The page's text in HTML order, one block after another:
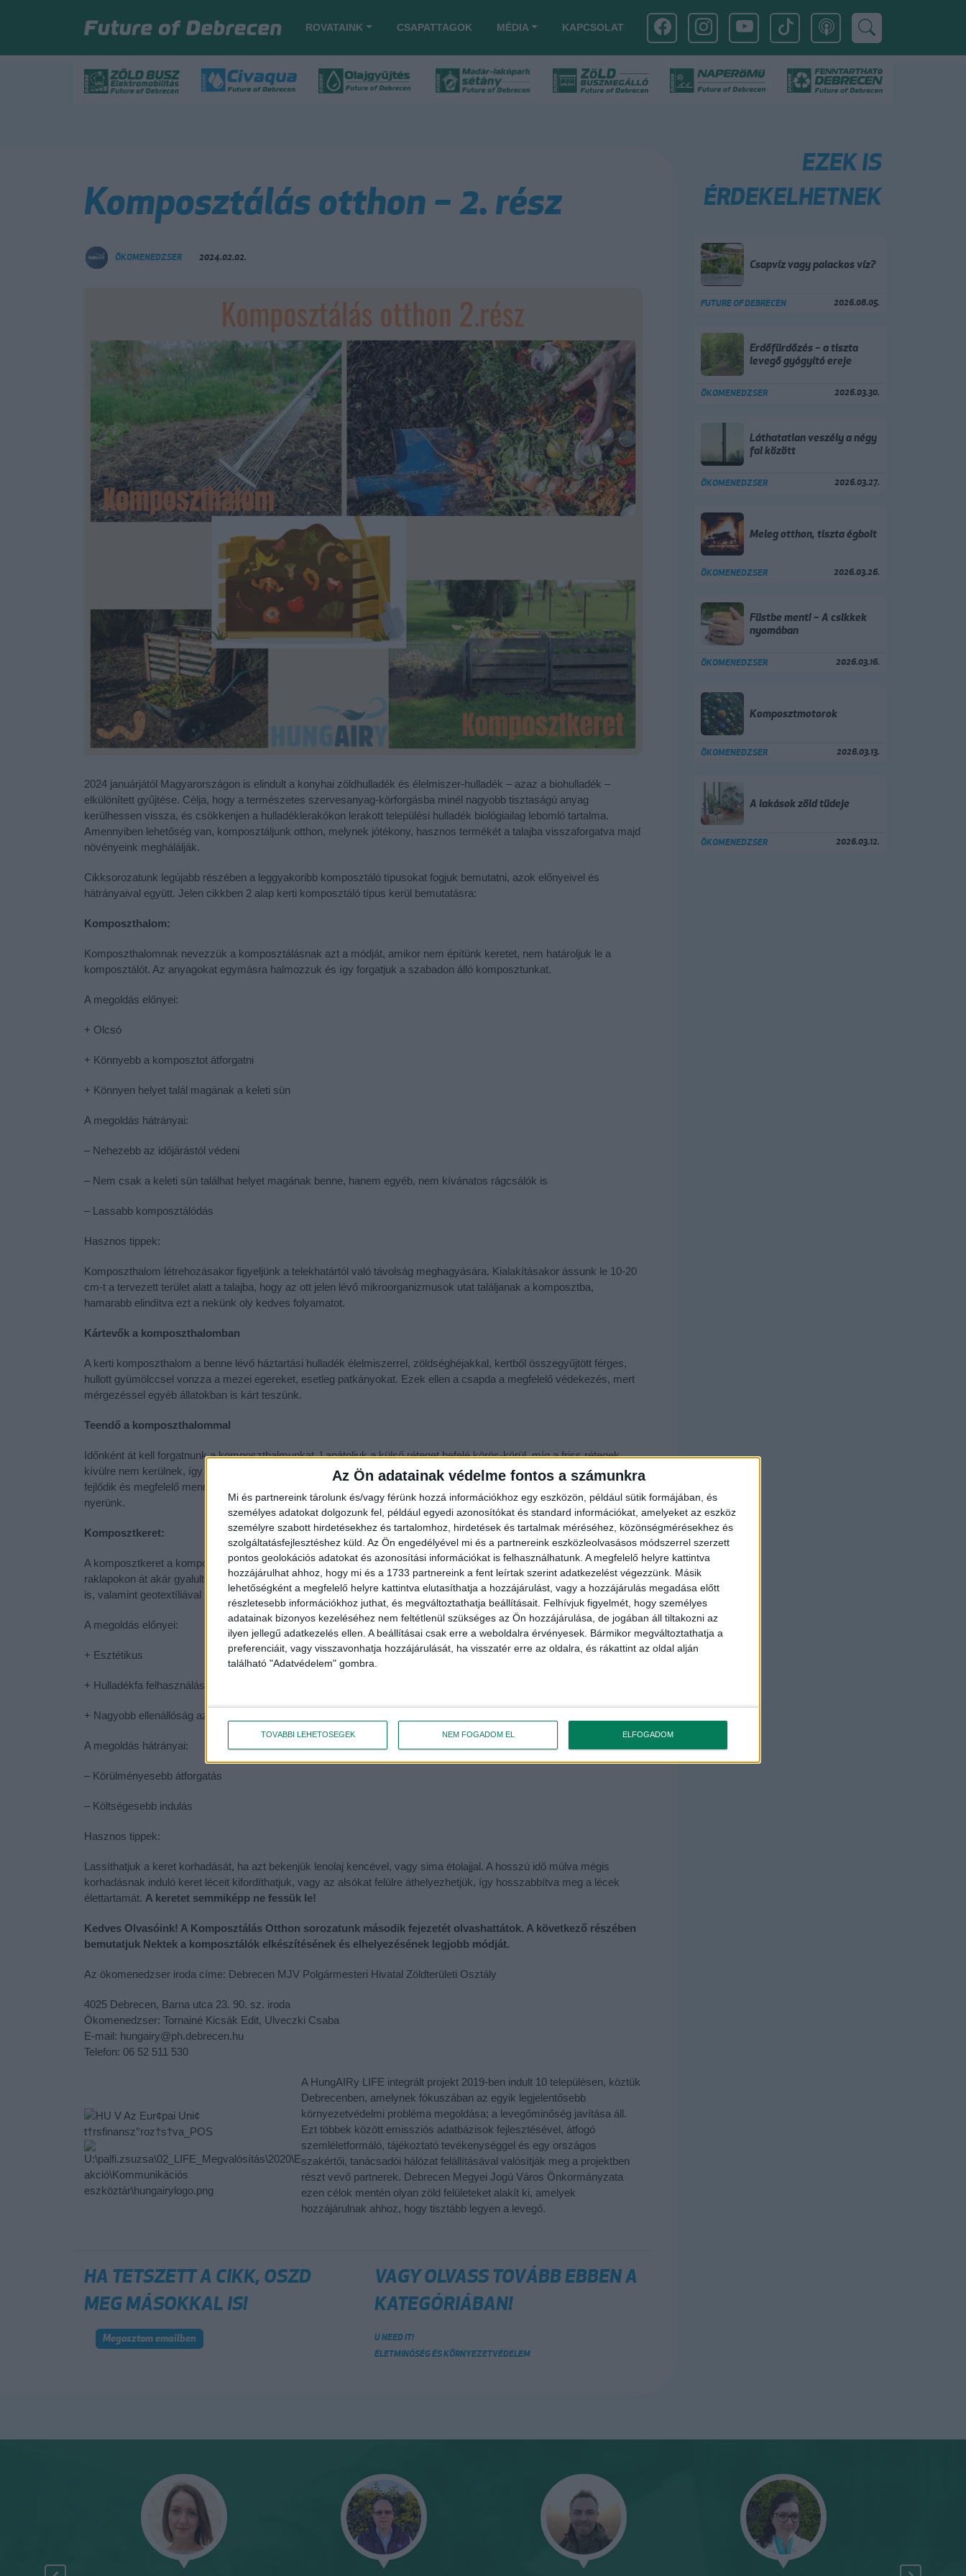
Az Ön adatainak védelme fontos a számunkra
Mi és partnereink tárolunk és/vagy férünk hozzá információkhoz egy eszközön, például sütik formájában, és
személyes adatokat dolgozunk fel, például egyedi azonosítókat és standard információkat, amelyeket az eszköz
személyre szabott hirdetésekhez és tartalomhoz, hirdetések és tartalmak méréséhez, közönségmérésekhez és
szolgáltatásfejlesztéshez küld. Az Ön engedélyével mi és a partnereink eszközleolvasásos módszerrel szerzett
pontos geolokációs adatokat és azonosítási információkat is felhasználhatunk. A megfelelő helyre kattintva
hozzájárulhat ahhoz, hogy mi és a 1733 partnereink a fent leírtak szerint adatkezelést végezzünk. Másik
lehetőségként a megfelelő helyre kattintva elutasíthatja a hozzájárulást, vagy a hozzájárulás megadása előtt
részletesebb információkhoz juthat, és megváltoztathatja beállításait. Felhívjuk figyelmét, hogy személyes
adatainak bizonyos kezeléséhez nem feltétlenül szükséges az Ön hozzájárulása, de jogában áll tiltakozni az
ilyen jellegű adatkezelés ellen. A beállításai csak erre a weboldalra érvényesek. Bármikor megváltoztathatja a
preferenciáit, vagy visszavonhatja hozzájárulását, ha visszatér erre az oldalra, és rákattint az oldal alján
található "Adatvédelem" gombra.
TOVÁBBI LEHETŐSÉGEK NEM FOGADOM EL ELFOGADOM
ROVATAINK CSAPATTAGOK MÉDIA KAPCSOLAT
Komposztálás otthon – 2. rész
ÖKOMENEDZSER 2024.02.02.
2024 januárjától Magyarországon is elindult a konyhai zöldhulladék és élelmiszer-hulladék – azaz a biohulladék –
elkülönített gyűjtése. Célja, hogy a természetes szervesanyag-körforgásba minél nagyobb tisztaságú anyag
kerülhessen vissza, és csökkenjen a hulladéklerakókon lerakott települési hulladék biológiailag lebomló tartalma.
Amennyiben lehetőség van, komposztáljunk otthon, melynek jótékony, hasznos termékét a talajba visszaforgatva majd
növényeink meghálálják.
Cikksorozatunk legújabb részében a leggyakoribb komposztáló típusokat fogjuk bemutatni, azok előnyeivel és
hátrányaival együtt. Jelen cikkben 2 alap kerti komposztáló típus kerül bemutatásra:
Komposzthalom:
Komposzthalomnak nevezzük a komposztálásnak azt a módját, amikor nem építünk keretet, nem határoljuk le a
komposztálót. Az anyagokat egymásra halmozzuk és így forgatjuk a szabadon álló komposztunkat.
A megoldás előnyei:
+ Olcsó
+ Könnyebb a komposztot átforgatni
+ Könnyen helyet talál magának a keleti sün
A megoldás hátrányai:
– Nehezebb az időjárástól védeni
– Nem csak a keleti sün találhat helyet magának benne, hanem egyéb, nem kívánatos rágcsálók is
– Lassabb komposztálódás
Hasznos tippek:
Komposzthalom létrehozásakor figyeljünk a telekhatártól való távolság meghagyására. Kialakításakor ássunk le 10-20
cm-t a tervezett terület alatt a talajba, hogy az ott jelen lévő mikroorganizmusok utat találjanak a komposztba,
hamarabb elindítva ezt a nekünk oly kedves folyamatot.
Kártevők a komposzthalomban
A kerti komposzthalom a benne lévő háztartási hulladék élelmiszerrel, zöldséghéjakkal, kertből összegyűjtött férges,
hullott gyümölccsel vonzza a mezei egereket, esetleg patkányokat. Ezek ellen a csapda a megfelelő védekezés, mert
mérgezéssel egyéb állatokban is kárt teszünk.
Teendő a komposzthalommal
Időnként át kell forgatnunk a komposzthalmunkat. Lapátoljuk a külső réteget befelé körös-körül, míg a friss rétegek
kívülre nem kerülnek, így a hasznos organizmusok a halom minden részébe eljutnak. Ha a komposzthalomban hő
fejlődik és megfelelő mennyiségű nedvességet kap, akkor 1-2 hónap leforgása alatt csodálatos, fekete komposztot
nyerünk.
Komposztkeret:
A komposztkeret a komposzthalom egy olyan verziója, melyet körbekerítünk. A keret készülhet farönköktől kezdve
raklapokon át akár gyalult fadeszkákból is. A keretnek elsősorban esztétikai funkciója van. Kialakítható talapzat nélkül
is, valamint geotextíliával bélelve is.
A megoldás előnyei:
+ Esztétikus
+ Hulladékfa felhasználásakor olcsó
+ Nagyobb ellenállóság az időjárással szemben, letakarni is egyszerűbb
A megoldás hátrányai:
– Körülményesebb átforgatás
– Költségesebb indulás
Hasznos tippek:
Lassíthatjuk a keret korhadását, ha azt bekenjük lenolaj kencével, vagy sima étolajjal. A hosszú idő múlva mégis
korhadásnak induló keret léceit kifordíthatjuk, vagy az alsókat felülre áthelyezhetjük, így hosszabbítva meg a lécek
élettartamát. A keretet semmiképp ne fessük le!
Kedves Olvasóink! A Komposztálás Otthon sorozatunk második fejezetét olvashattátok. A következő részében
bemutatjuk Nektek a komposztálók elkészítésének és elhelyezésének legjobb módját.
Az ökomenedzser iroda címe: Debrecen MJV Polgármesteri Hivatal Zöldterületi Osztály
4025 Debrecen, Barna utca 23. 90. sz. iroda
Ökomenedzser: Tornainé Kicsák Edit, Ulveczki Csaba
E-mail: hungairy@ph.debrecen.hu
Telefon: 06 52 511 530
A HungAIRy LIFE integrált projekt 2019-ben indult 10 településen, köztük
Debrecenben, amelynek fókuszában az egyik legjelentősebb
környezetvédelmi probléma megoldása; a levegőminőség javítása áll.
Ezt többek között emissziós adatbázisok fejlesztésével, átfogó
szemléletformáló, tájékoztató tevékenységgel és egy országos
szakértői, tanácsadói hálózat felállításával valósítják meg a projektben
részt vevő partnerek. Debrecen Megyei Jogú Város Önkormányzata
ezen célok mentén olyan zöld felületeket alakít ki, amelyek
hozzájárulnak ahhoz, hogy tisztább legyen a levegő.
HA TETSZETT A CIKK, OSZD
MEG MÁSOKKAL IS!
Megosztom emailben
VAGY OLVASS TOVÁBB EBBEN A
KATEGÓRIÁBAN!
U NEED IT!
ÉLETMINŐSÉG ÉS KÖRNYEZETVÉDELEM
EZEK IS
ÉRDEKELHETNEK
Csapvíz vagy palackos víz?
FUTURE OF DEBRECEN 2026.08.05.
Erdőfürdőzés – a tiszta
levegő gyógyító ereje
ÖKOMENEDZSER 2026.03.30.
Láthatatlan veszély a négy
fal között
ÖKOMENEDZSER 2026.03.27.
Meleg otthon, tiszta égbolt
ÖKOMENEDZSER 2026.03.26.
Füstbe ment! – A csikkek
nyomában
ÖKOMENEDZSER 2026.03.16.
Komposztmotorok
ÖKOMENEDZSER 2026.03.13.
A lakások zöld tüdeje
ÖKOMENEDZSER 2026.03.12.